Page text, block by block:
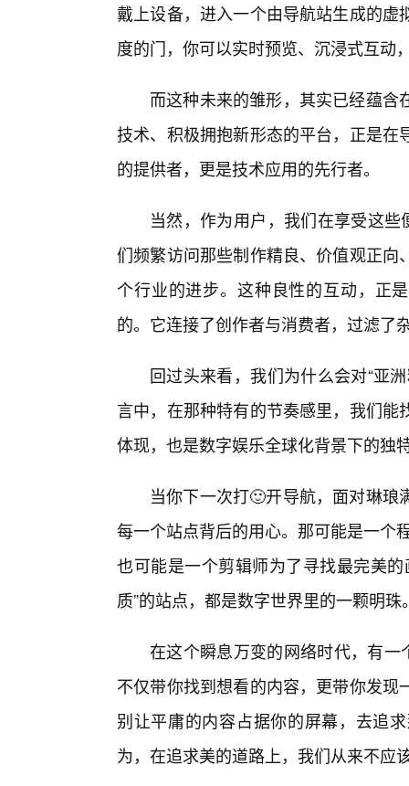
戴上设备，进入一个由导航站生成的
度的门，你可以实时预览、沉浸式互动
而这种未来的雏形，其实已经蕴
技术、积极拥抱新形态的平台，正是
的提供者，更是技术应用的先行者。
当然，作为用户，我们在享受这
们频繁访问那些制作精良、价值观正
个行业的进步。这种良性的互动，正
的。它连接了创作者与消费者，过滤了
回过头来看，我们为什么会对“亚
言中，在那种特有的节奏感里，我们
体现，也是数字娱乐全球化背景下的独
当你下一次打🙂开导航，面对琳
每一个站点背后的用心。那可能是一个
也可能是一个剪辑师为了寻找最完美
质”的站点，都是数字世界里的一颗明珠
在这个瞬息万变的网络时代，有一
不仅带你找到想看的内容，更带你发
别让平庸的内容占据你的屏幕，去追
为，在追求美的道路上，我们从来不应